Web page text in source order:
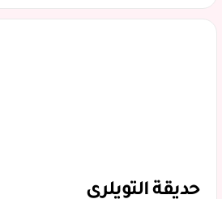
حديقة التويلري